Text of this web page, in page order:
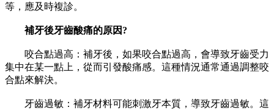
等，應及時複診。
補牙後牙齒酸痛的原因?
咬合點過高：補牙後，如果咬合點過高，會導致牙齒受力
集中在某一點上，從而引發酸痛感。這種情況通常通過調整咬
合點來解決。
牙齒過敏：補牙材料可能刺激牙本質，導致牙齒過敏。這